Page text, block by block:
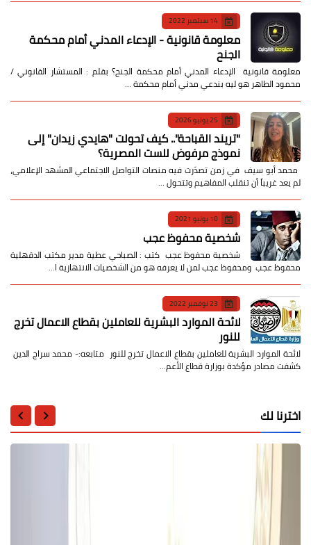
14 سبتمبر 2022
معلومة قانونية - الإدعاء المدني أمام محكمة
الجنح
معلومة قانونية الإدعاء المدني أمام محكمة الجنح؟ بقلم : المستشار القانوني /
محمود الطاهر هو ليه بندعي مدني أمام محكمة …
25 يوليو 2026
​"تريند القباحة".. كيف تحولت "هايدي زيدان" إلى
نموذج مرفوض للست المصرية؟
​ محمد أبو سيف ​في زمن تصدّرت فيه منصات التواصل الاجتماعي المشهد الإعلامي،
لم يعد غريباً أن تنقلب المفاهيم وتتحول …
10 يونيو 2021
شخصية محفوظ عجب
شخصية محفوظ عجب كتب : الصباحي عطية مدير مكتب الدقهلية
محفوظ عجب ومحفوظ عجب لمن لا يعرفه هو من الشخصيات الانتهازية ا…
23 نوفمبر 2022
لائحة الموارد البشرية للعاملين بقطاع الاعمال تخرج
للنور
لائحة الموارد البشرية للعاملين بقطاع الاعمال تخرج للنور متابعه:- محمد سراج الدين
كشفت مصادر مؤكدة بوزارة قطاع الأعم…
اخترنا لك